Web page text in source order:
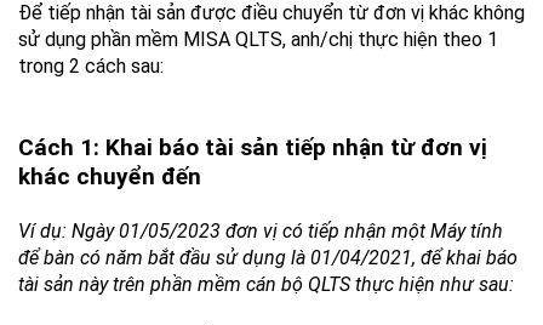
Để tiếp nhận tài sản được điều chuyển từ đơn vị khác không
sử dụng phần mềm MISA QLTS, anh/chị thực hiện theo 1
trong 2 cách sau:
Cách 1: Khai báo tài sản tiếp nhận từ đơn vị
khác chuyển đến
Ví dụ: Ngày 01/05/2023 đơn vị có tiếp nhận một Máy tính
để bàn có năm bắt đầu sử dụng là 01/04/2021, để khai báo
tài sản này trên phần mềm cán bộ QLTS thực hiện như sau: